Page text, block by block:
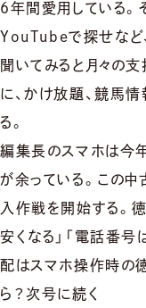
6年間愛用している
YouTubeで探せなど
聞いてみると月々の
に、かけ放題、競馬
る。
編集長のスマホは今
が余っている。この
入作戦を開始する。
安くなる」「電話番号
配はスマホ操作時の
ら？次号に続く